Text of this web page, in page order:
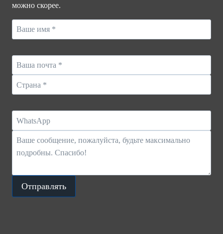
можно скорее.
Отправлять